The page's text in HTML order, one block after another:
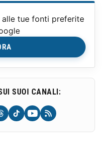
alle tue fonti preferite
SUOI CANALI: